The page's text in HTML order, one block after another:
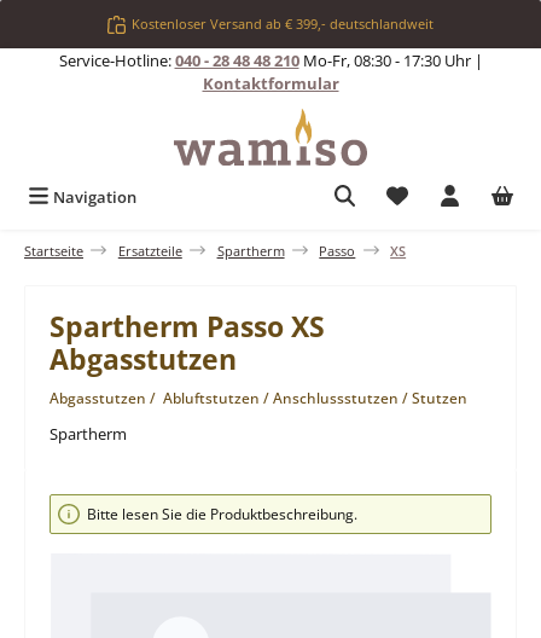
Zum Hauptinhalt springenKostenloser Versand ab € 399,- deutschlandweit
Service-Hotline:040 - 28 48 48 210Mo-Fr, 08:30 - 17:30 Uhr |
Kontaktformular
Navigation Du hast 0
Startseite Ersatzteile Spartherm Passo XS
Spartherm Passo XS
Abgasstutzen
Abgasstutzen / Abluftstutzen / Anschlussstutzen / Stutzen
Spartherm
Bildergalerie überspringen
Bitte lesen Sie die Produktbeschreibung.